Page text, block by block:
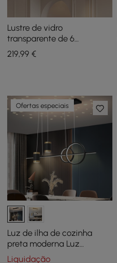
Lustre de vidro
transparente de 6
lâmpadas Retro Gold
Globe Luminária de teto
219,99 €
Ofertas especiais
Luz de ilha de cozinha
preta moderna Luz
geométrica estrelada
Liquidação